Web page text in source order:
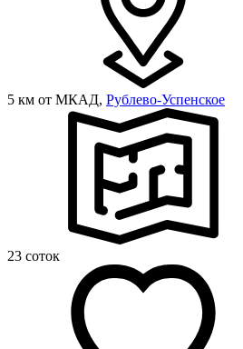
5 км от МКАД, Рублево-Успенское
23 соток